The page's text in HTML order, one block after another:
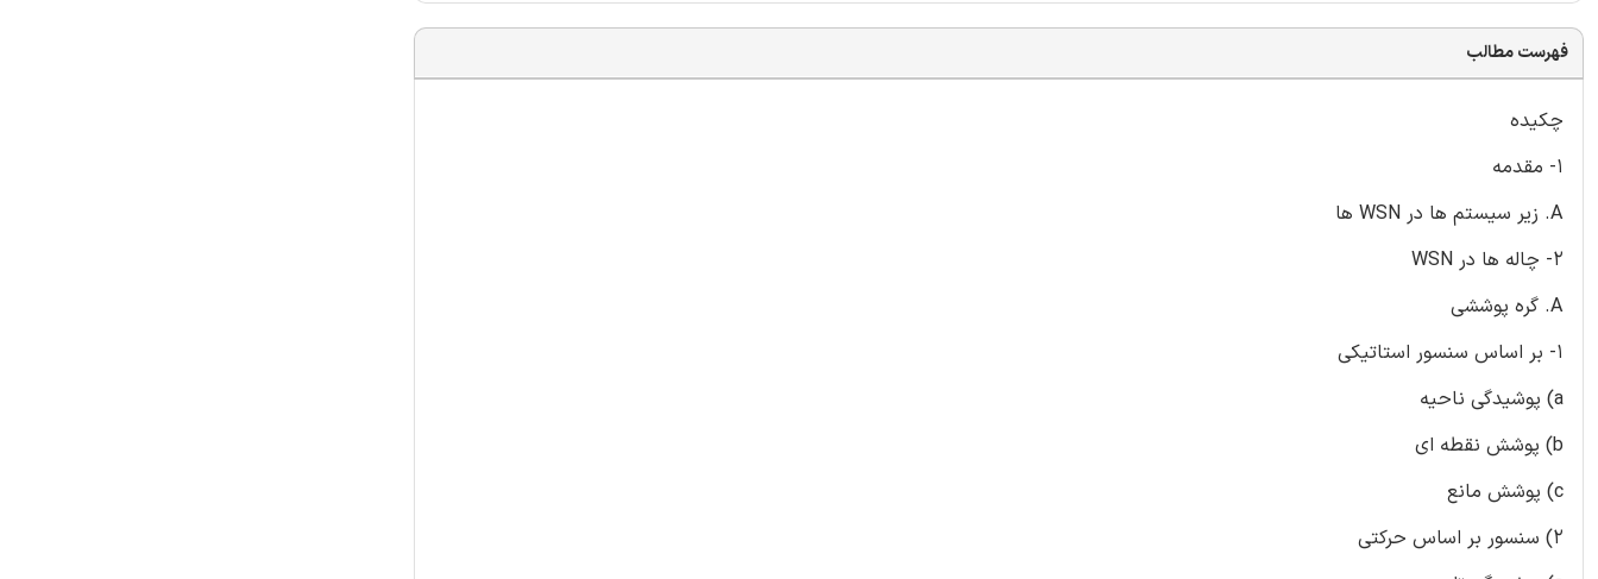
فهرست مطالب
چکیده
1- مقدمه
A. زیر سیستم ها در WSN ها
2- چاله ها در WSN
A. گره پوششی
1- بر اساس سنسور استاتیکی
a) پوشیدگی ناحیه
b) پوشش نقطه ای
c) پوشش مانع
2) سنسور بر اساس حرکتی